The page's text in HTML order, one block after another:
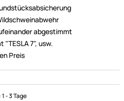
abgestimmt
"TESLA 7", usw.
Preis
1 - 3 Tage